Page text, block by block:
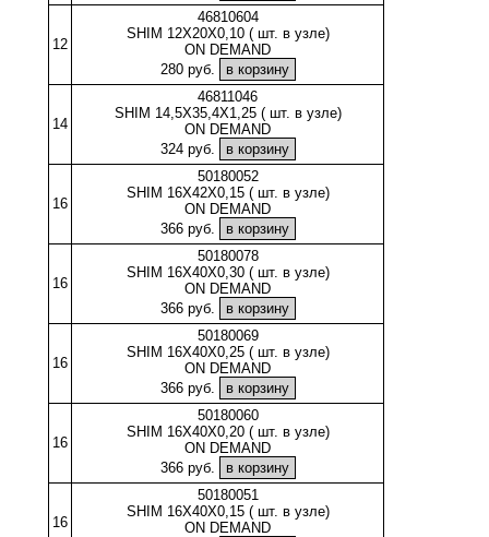
12
46810604
SHIM 12X20X0,10 ( шт. в узле)
ON DEMAND
280 руб.
14
46811046
SHIM 14,5X35,4X1,25 ( шт. в узле)
ON DEMAND
324 руб.
16
50180052
SHIM 16X42X0,15 ( шт. в узле)
ON DEMAND
366 руб.
16
50180078
SHIM 16X40X0,30 ( шт. в узле)
ON DEMAND
366 руб.
16
50180069
SHIM 16X40X0,25 ( шт. в узле)
ON DEMAND
366 руб.
16
50180060
SHIM 16X40X0,20 ( шт. в узле)
ON DEMAND
366 руб.
16
50180051
SHIM 16X40X0,15 ( шт. в узле)
ON DEMAND